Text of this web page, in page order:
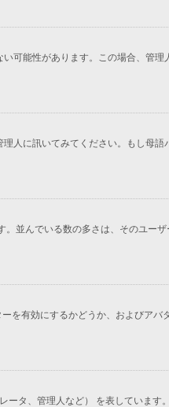
可能性があります。この場合、管理
人に訊いてみてください。もし母語
並んでいる数の多さは、そのユー
を有効にするかどうか、およびアバ
タ、管理人など） を表しています